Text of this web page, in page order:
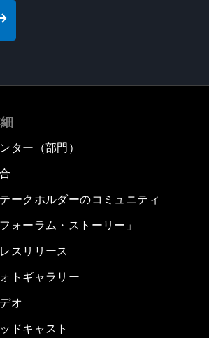
ター（部門）
ークホルダーのコミュニティ
フォーラム・ストーリー」
スリリース
トギャラリー
オ
ドキャスト